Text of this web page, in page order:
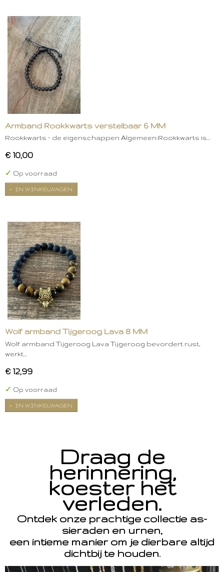
Armband Rookkwarts verstelbaar 6 MM
Rookkwarts – de eigenschappen Algemeen:Rookkwarts is…
€ 10,00
✓ Op voorraad
IN WINKELWAGEN
Wolf armband Tijgeroog Lava 8 MM
Wolf armband Tijgeroog Lava Tijgeroog bevordert rust,
werkt…
€ 12,99
✓ Op voorraad
IN WINKELWAGEN
Draag de
herinnering,
koester het
verleden.
Ontdek onze prachtige collectie as-
sieraden en urnen,
een intieme manier om je dierbare altijd
dichtbij te houden.